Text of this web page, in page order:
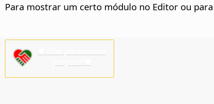
Para mostrar um certo módulo no Editor ou